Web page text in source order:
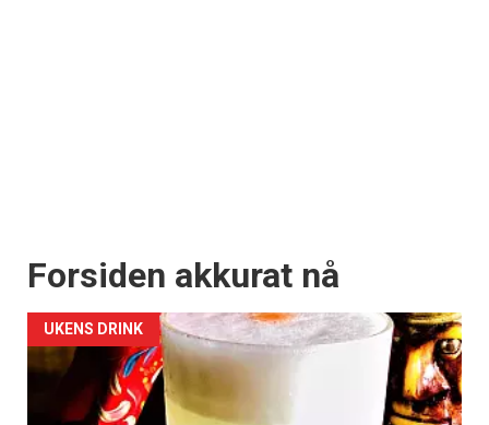
Forsiden akkurat nå
UKENS DRINK